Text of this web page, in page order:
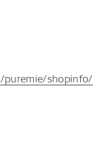
puremie/shopinfo/